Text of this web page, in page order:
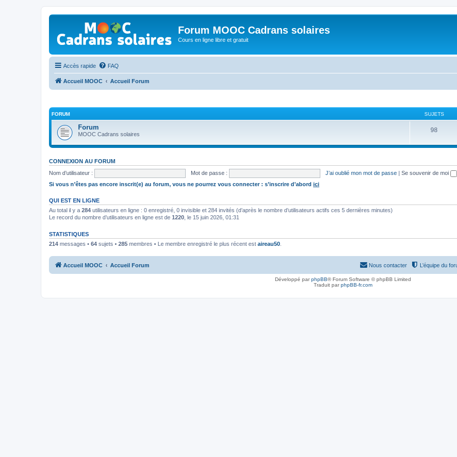
Forum MOOC Cadrans solaires
Cours en ligne libre et gratuit
Accès rapide FAQ
Accueil MOOC Accueil Forum
FORUM SUJETS
Forum
MOOC Cadrans solaires
98
CONNEXION AU FORUM
Nom d’utilisateur :
Mot de passe : J’ai oublié mon mot de passe | Se souvenir de moi
Si vous n’êtes pas encore inscrit(e) au forum, vous ne pourrez vous connecter : s’inscrire d’abord ici
QUI EST EN LIGNE
Au total il y a 284 utilisateurs en ligne : 0 enregistré, 0 invisible et 284 invités (d’après le nombre d’utilisateurs actifs ces 5 dernières minutes)
Le record du nombre d’utilisateurs en ligne est de 1220 , le 15 juin 2026, 01:31
STATISTIQUES
214 messages • 64 sujets • 285 membres • Le membre enregistré le plus récent est aireau50
Accueil MOOC Accueil Forum L’équipe du
Nous contacter
Développé parphpBB® Forum Software © phpBB Limited
Traduit parphpBB-fr.com